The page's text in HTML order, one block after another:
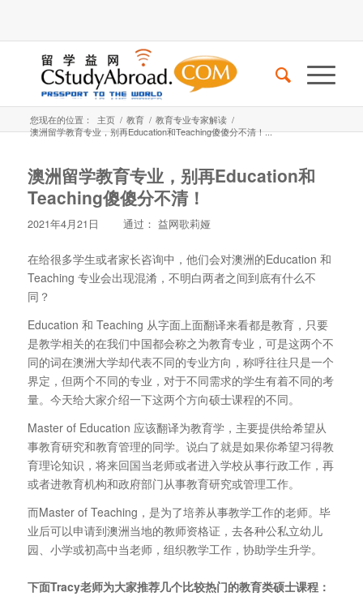
您现在的位置： 主页 / 教育 / 教育专业专家解读 /
澳洲留学教育专业，别再Education和Teaching傻傻分不清！...
澳洲留学教育专业，别再Education和
Teaching傻傻分不清！
2021年4月21日 通过： 益网歌莉娅
在给很多学生或者家长咨询中，他们会对澳洲的Education 和
Teaching 专业会出现混淆，不明白两者之间到底有什么不
同？
Education 和 Teaching 从字面上面翻译来看都是教育，只要
是教学相关的在我们中国都会称之为教育专业，可是这两个不
同的词在澳洲大学却代表不同的专业方向，称呼往往只是一个
界定，但两个不同的专业，对于不同需求的学生有着不同的考
量。今天给大家介绍一下这两个方向硕士课程的不同。
Master of Education 应该翻译为教育学，主要提供给希望从
事教育研究和教育管理的同学。说白了就是如果你希望习得教
育理论知识，将来回国当老师或者进入学校从事行政工作，再
或者进教育机构和政府部门从事教育研究或管理工作。
而Master of Teaching，是为了培养从事教学工作的老师。毕
业后可以申请到澳洲当地的教师资格证，去各种公私立幼儿
园、小学或初高中当老师，组织教学工作，协助学生升学。
下面Tracy老师为大家推荐几个比较热门的教育类硕士课程：